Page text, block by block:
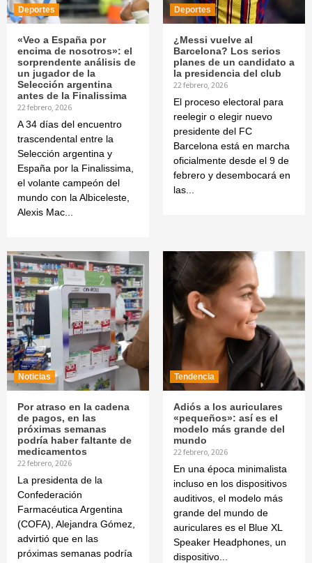
Deportes
«Veo a España por
encima de nosotros»: el
sorprendente análisis de
un jugador de la
Selección argentina
antes de la Finalissima
22 febrero, 2026
A 34 días del encuentro
trascendental entre la
Selección argentina y
España por la Finalissima,
el volante campeón del
mundo con la Albiceleste,
Alexis Mac...
Deportes
¿Messi vuelve al
Barcelona? Los serios
planes de un candidato a
la presidencia del club
22 febrero, 2026
El proceso electoral para
reelegir o elegir nuevo
presidente del FC
Barcelona está en marcha
oficialmente desde el 9 de
febrero y desembocará en
las...
Noticias
Por atraso en la cadena
de pagos, en las
próximas semanas
podría haber faltante de
medicamentos
22 febrero, 2026
La presidenta de la
Confederación
Farmacéutica Argentina
(COFA), Alejandra Gómez,
advirtió que en las
próximas semanas podría
Tendencia
Adiós a los auriculares
«pequeños»: así es el
modelo más grande del
mundo
22 febrero, 2026
En una época minimalista
incluso en los dispositivos
auditivos, el modelo más
grande del mundo de
auriculares es el Blue XL
Speaker Headphones, un
dispositivo...